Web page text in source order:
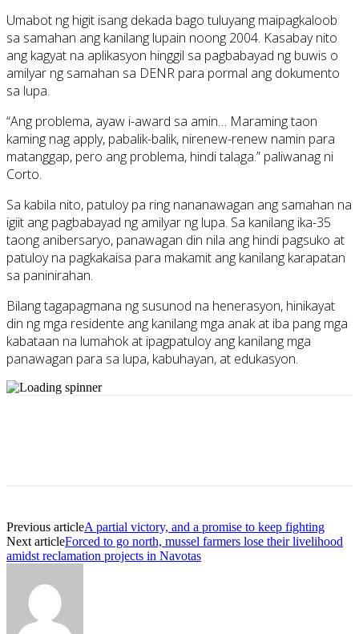
Umabot ng higit isang dekada bago tuluyang maipagkaloob
sa samahan ang kanilang lupain noong 2004. Kasabay nito
ang kagyat na aplikasyon hinggil sa pagbabayad ng buwis o
amilyar ng samahan sa DENR para pormal ang dokumento
sa lupa.
“Ang problema, ayaw i-award sa amin… Maraming taon
kaming nag apply, pabalik-balik, nirenew-renew namin para
matanggap, pero ang problema, hindi talaga.” paliwanag ni
Corto.
Sa kabila nito, patuloy pa ring nananawagan ang samahan na
igiit ang pagbabayad ng amilyar ng lupa. Sa kanilang ika-35
taong anibersaryo, panawagan din nila ang hindi pagsuko at
patuloy na pagkakaisa para makamit ang kanilang karapatan
sa paninirahan.
Bilang tagapagmana ng susunod na henerasyon, hinikayat
din ng mga residente ang kanilang mga anak at iba pang mga
kabataan na lumahok at ipagpatuloy ang kanilang mga
panawagan para sa lupa, kabuhayan, at edukasyon.
Previous articleA partial victory, and a promise to keep fighting
Next articleForced to go north, mussel farmers lose their livelihood
amidst reclamation projects in Navotas